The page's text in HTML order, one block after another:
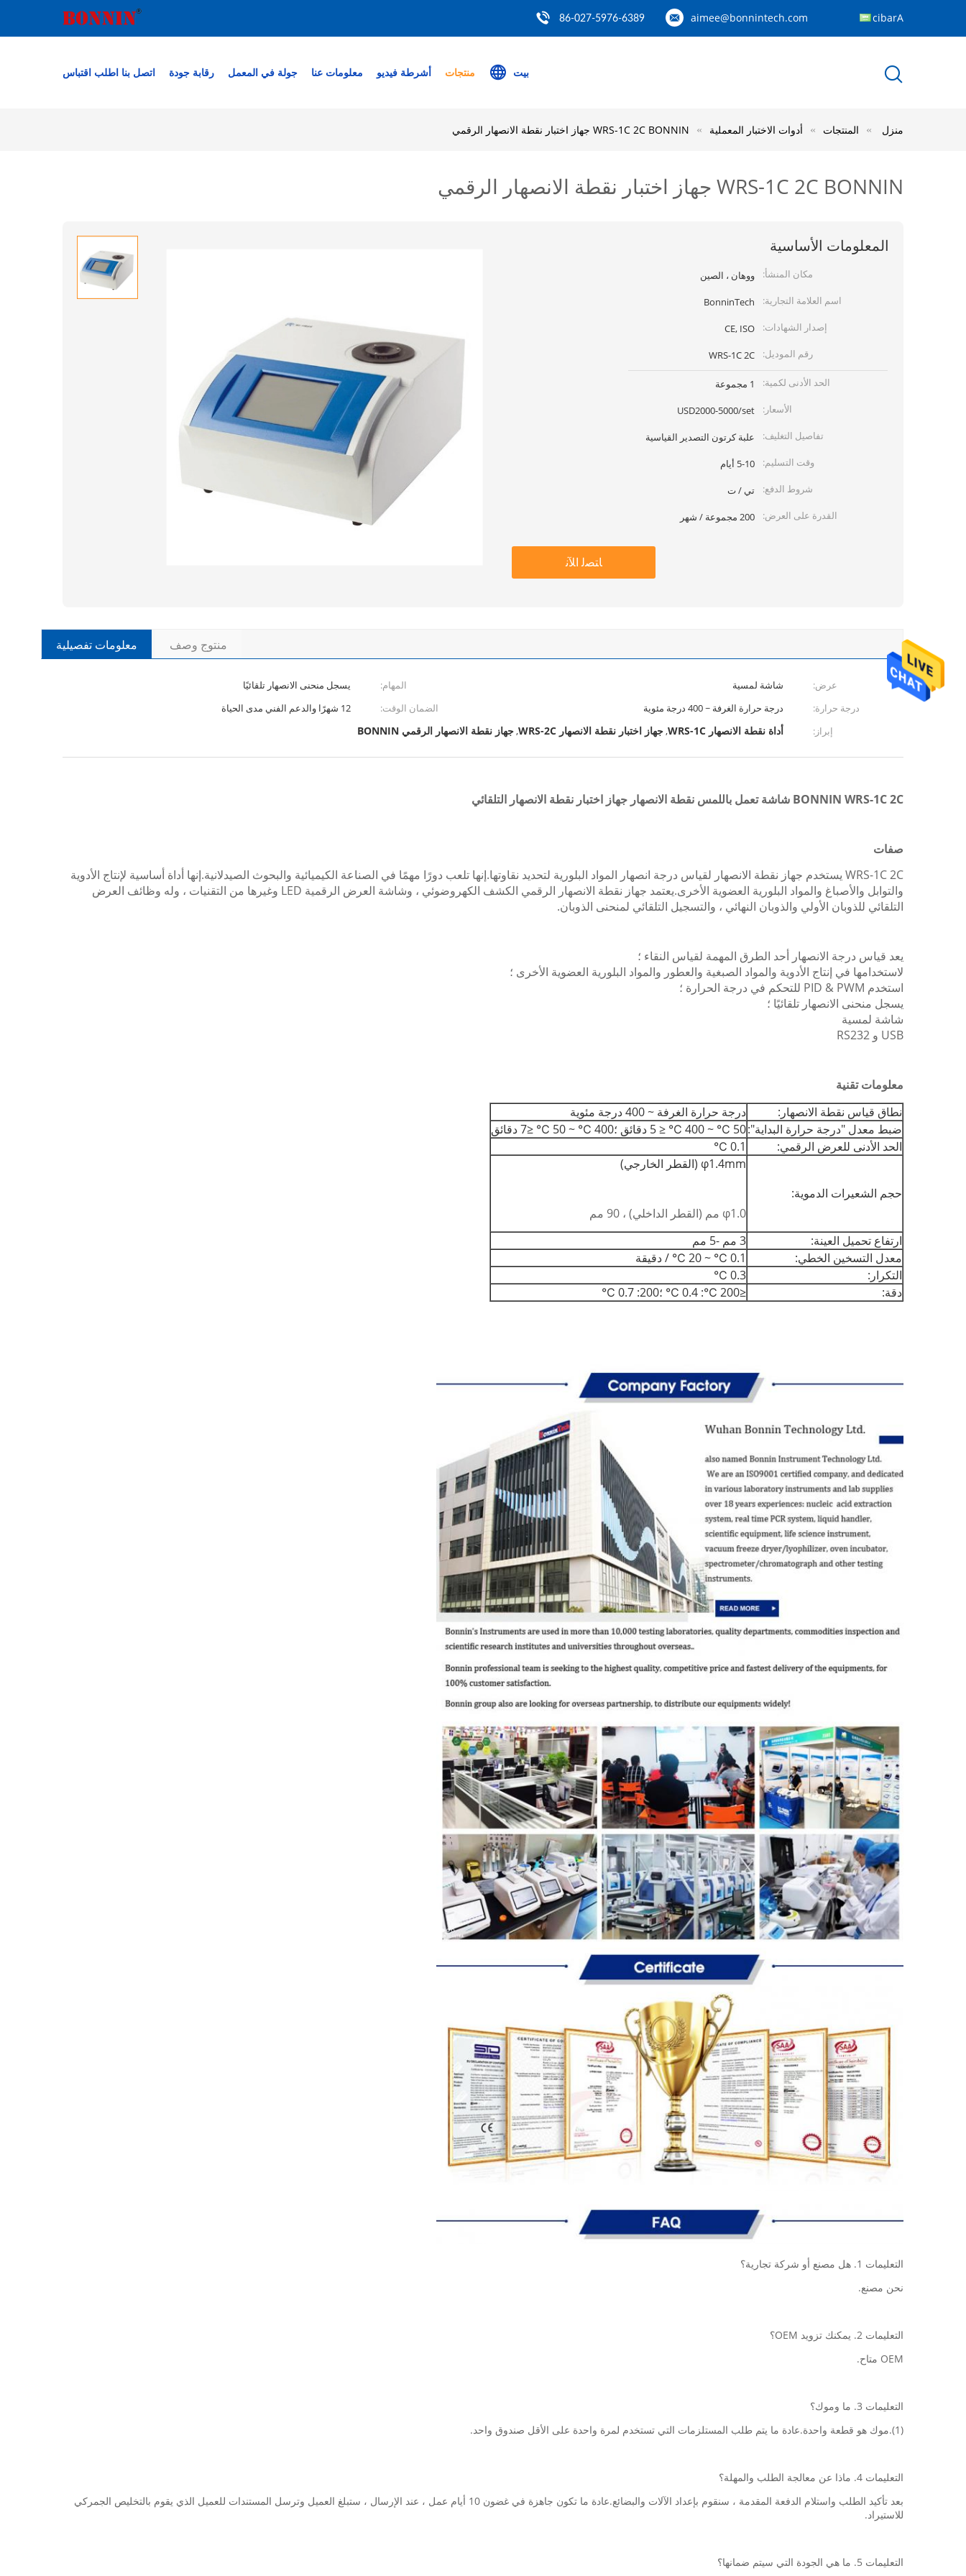
aimee@bonnintech.com
86-027-5976-6389 Arabic
بيت منتجات أشرطة فيديو معلومات عنا جولة في المعمل رقابة جودة اتصل بنا اطلب اقتباس
منزل المنتجات أدوات الاختبار المعملية WRS-1C 2C BONNIN جهاز اختبار نقطة الانصهار الرقمي
WRS-1C 2C BONNIN جهاز اختبار نقطة الانصهار الرقمي
المعلومات الأساسية
مكان المنشأ:
ووهان ، الصين
اسم العلامة التجارية:
BonninTech
إصدار الشهادات:
CE, ISO
رقم الموديل:
WRS-1C 2C
الحد الأدنى لكمية:
1 مجموعة
الأسعار:
USD2000-5000/set
تفاصيل التغليف:
علبة كرتون التصدير القياسية
وقت التسليم:
5-10 أيام
شروط الدفع:
تي / ت
القدرة على العرض:
200 مجموعة / شهر
ﺎﺘﺼﻟ ﺍﻶﻧ
معلومات تفصيلية منتوج وصف
عرض: شاشة لمسية المهام:
يسجل منحنى الانصهار تلقائيًا
درجة حرارة:
درجة حرارة الغرفة ~ 400 درجة مئوية الضمان الوقت:
12 شهرًا والدعم الفني مدى الحياة
إبراز:
أداة نقطة الانصهار WRS-1C ,جهاز اختبار نقطة الانصهار WRS-2C ,جهاز نقطة الانصهار الرقمي BONNIN
BONNIN WRS-1C 2C شاشة تعمل باللمس نقطة الانصهار جهاز اختبار نقطة الانصهار التلقائي
صفات
WRS-1C 2C يستخدم جهاز نقطة الانصهار لقياس درجة انصهار المواد البلورية لتحديد نقاوتها.إنها تلعب دورًا مهمًا في الصناعة الكيميائية والبحوث الصيدلانية.إنها أداة أساسية لإنتاج الأدوية
والتوابل والأصباغ والمواد البلورية العضوية الأخرى.يعتمد جهاز نقطة الانصهار الرقمي الكشف الكهروضوئي ، وشاشة العرض الرقمية LED وغيرها من التقنيات ، وله وظائف العرض
التلقائي للذوبان الأولي والذوبان النهائي ، والتسجيل التلقائي لمنحنى الذوبان.
يعد قياس درجة الانصهار أحد الطرق المهمة لقياس النقاء ؛
لاستخدامها في إنتاج الأدوية والمواد الصبغية والعطور والمواد البلورية العضوية الأخرى ؛
استخدم PID & PWM للتحكم في درجة الحرارة ؛
يسجل منحنى الانصهار تلقائيًا ؛
شاشة لمسية
USB و RS232
معلومات تقنية
نطاق قياس نقطة الانصهار:
درجة حرارة الغرفة ~ 400 درجة مئوية
ضبط معدل "درجة حرارة البداية":50 ℃ ~ 400 ℃ ≤ 5 دقائق ؛400 ℃ ~ 50 ℃ ≤7 دقائق
الحد الأدنى للعرض الرقمي:
0.1 ℃
حجم الشعيرات الدموية:
φ1.4mm (القطر الخارجي)
φ1.0 مم (القطر الداخلي) ، 90 مم
ارتفاع تحميل العينة:
3 مم -5 مم
معدل التسخين الخطي:
0.1 ℃ ~ 20 ℃ / دقيقة
التكرار:
0.3 ℃
دقة:
≤200 ℃: 0.4 ℃ ؛200: 0.7 ℃
التعليمات 1. هل مصنع أو شركة تجارية؟
نحن مصنع.
التعليمات 2. يمكنك تزويد OEM؟
OEM متاح.
التعليمات 3. ما وموك؟
(1).موك هو قطعة واحدة.عادة ما يتم طلب المستلزمات التي تستخدم لمرة واحدة على الأقل صندوق واحد.
التعليمات 4. ماذا عن معالجة الطلب والمهلة؟
بعد تأكيد الطلب واستلام الدفعة المقدمة ، سنقوم بإعداد الآلات والبضائع.عادة ما تكون جاهزة في غضون 10 أيام عمل ، عند الإرسال ، ستبلغ العميل وترسل المستندات للعميل الذي يقوم بالتخليص الجمركي
للاستيراد.
التعليمات 5. ما هي الجودة التي سيتم ضمانها؟